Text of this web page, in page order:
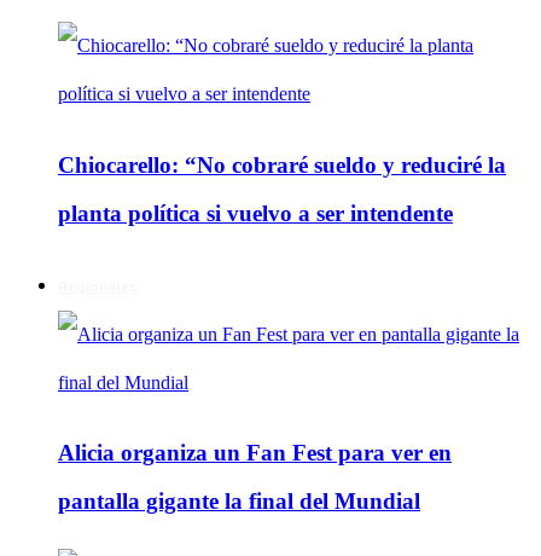
Chiocarello: “No cobraré sueldo y reduciré la
planta política si vuelvo a ser intendente
Alicia organiza un Fan Fest para ver en
pantalla gigante la final del Mundial